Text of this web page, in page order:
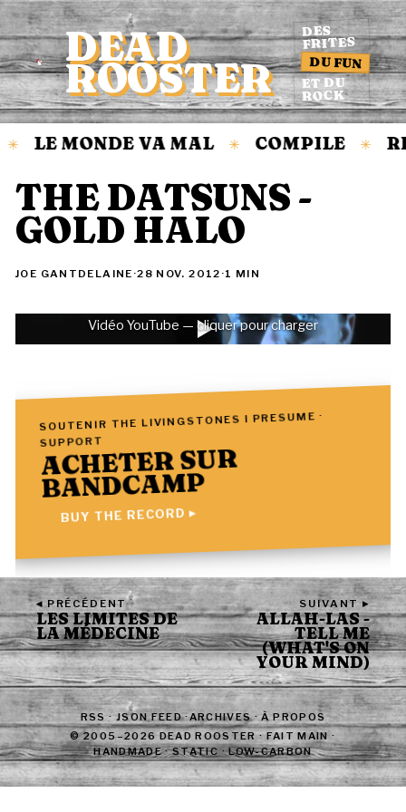
Accueil
DEAD
ROOSTER
DES
FRITES
DU FUN
ET DU
ROCK
✳ LE MONDE VA MAL ✳ COMPILE ✳
THE DATSUNS -
GOLD HALO
JOE GANTDELAINE ·28 NOV. 2012 ·1 MIN
Vidéo YouTube — cliquer pour charger
SOUTENIR THE LIVINGSTONES I PRESUME ·
SUPPORT
ACHETER SUR
BANDCAMP
BUY THE RECORD ▸
◂ PRÉCÉDENT
LES LIMITES DE
LA MÉDECINE
SUIVANT ▸
ALLAH-LAS -
TELL ME
(WHAT'S ON
YOUR MIND)
RSS·JSON FEED·ARCHIVES·À PROPOS
© 2005–2026 DEAD ROOSTER · FAIT MAIN ·
HANDMADE · STATIC · LOW-CARBON